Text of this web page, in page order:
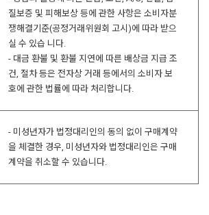
질보증 및 피해보상 등에 관한 사항은 소비자분
쟁해결기준(공정거래위원회 고시)에 따라 받으
실 수 있습 니다.
- 대금 환불 및 환불 지연에 따른 배상금 지급 조
건, 절차 등은 전자상 거래 등에서의 소비자 보
호에 관한 법률에 따라 처리합니다.
- 미성년자가 법정대리인의 동의 없이 구매계약
을 체결한 경우, 미성년자와 법정대리인은 구매
계약을 취소할 수 있습니다.